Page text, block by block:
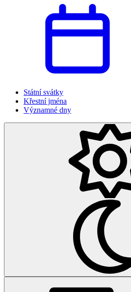
Státní svátky
Křestní jména
Významné dny